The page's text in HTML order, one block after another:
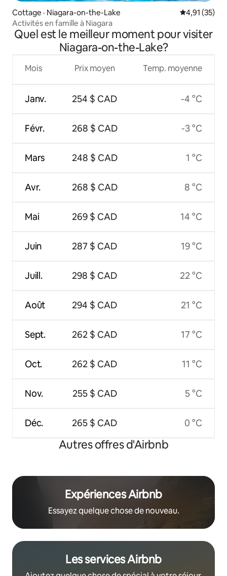
Cottage · Niagara-on-the-Lake Note
4,91 (35)
Activités en famille à Niagara
Quel est le meilleur moment pour visiter
Niagara-on-the-Lake?
Mois
Janv.
Févr.
Mars
Avr.
Mai
Juin
Juill.
Août
Sept.
Oct.
Nov.
Déc.
Prix moyen
254 $ CAD
268 $ CAD
248 $ CAD
268 $ CAD
269 $ CAD
287 $ CAD
298 $ CAD
294 $ CAD
262 $ CAD
262 $ CAD
255 $ CAD
265 $ CAD
Temp. moyenne
-4 °C
-3 °C
1 °C
8 °C
14 °C
19 °C
22 °C
21 °C
17 °C
11 °C
5 °C
0 °C
Autres offres d'Airbnb
Expériences Airbnb
Essayez quelque chose de nouveau.
Les services Airbnb